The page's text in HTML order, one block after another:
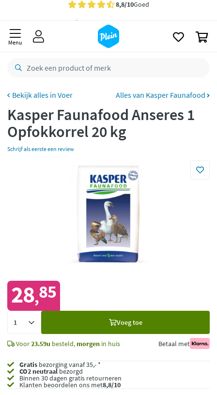
Gratisbezorging vanaf 35,- *
besteld,
retourneren
bezorgd
Betaal met Klarna
Menu
Voer Alles van Kasper Faunafood
Kasper Faunafood Anseres 1
Opfokkorrel 20 kg
Schrijf als eerste een review
28,85
Voeg toe
Voor23.59u besteld, morgen in huis Betaal met
Gratis bezorging vanaf 35,- *
CO2 neutraalbezorgd
Binnen 30 dagen gratis retourneren
Klanten beoordelen ons met8,8/10